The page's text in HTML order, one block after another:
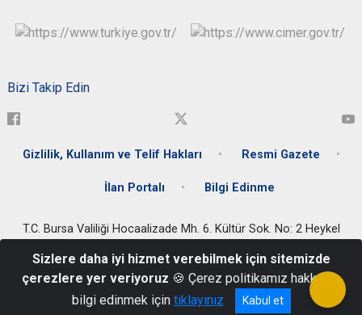
Bizi Takip Edin
Gizlilik, Kullanım ve Telif Hakları Resmi Gazete
İlan Portalı Bilgi Edinme
T.C. Bursa Valiliği Hocaalizade Mh. 6. Kültür Sok. No: 2 Heykel
T.C. Bursa Valiliği Çarşamba Hizmet Binası: Hocahasan mh. Fahri
Korutürk cd. Osmangazi - BURSA - Tel: 0224 273 5000
Sizlere daha iyi hizmet verebilmek için sitemizde
çerezlere yer veriyoruz 🍪 Çerez politikamız hakkında
bilgi edinmek için tıklayınız Kabul et